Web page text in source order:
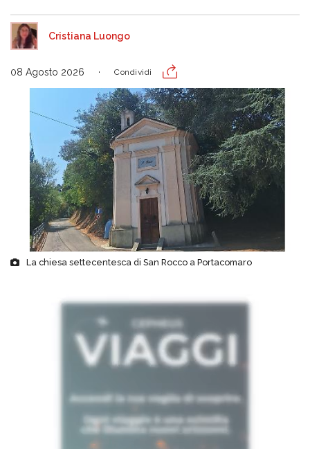
Cristiana Luongo
08 Agosto 2026 Condividi
La chiesa settecentesca di San Rocco a Portacomaro